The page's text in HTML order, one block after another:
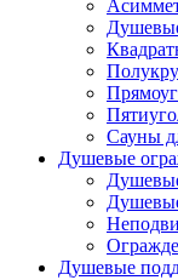
Сауны
Душевые
Душевые